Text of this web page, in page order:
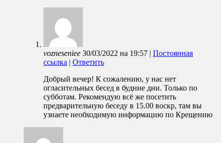
vozneseniee 30/03/2022 на 19:57 | Постоянная
ссылка | Ответить
Добрый вечер! К сожалению, у нас нет
огласительных бесед в будние дни. Только по
субботам. Рекомендую всё же посетить
предварительную беседу в 15.00 воскр, там вы
узнаете необходимую информацию по Крещению